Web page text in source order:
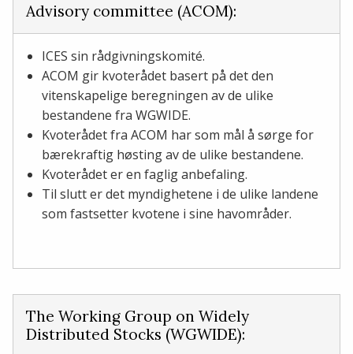
Advisory committee (ACOM):
ICES sin rådgivningskomité.
ACOM gir kvoterådet basert på det den
vitenskapelige beregningen av de ulike
bestandene fra WGWIDE.
Kvoterådet fra ACOM har som mål å sørge for
bærekraftig høsting av de ulike bestandene.
Kvoterådet er en faglig anbefaling.
Til slutt er det myndighetene i de ulike landene
som fastsetter kvotene i sine havområder.
The Working Group on Widely
Distributed Stocks (WGWIDE):